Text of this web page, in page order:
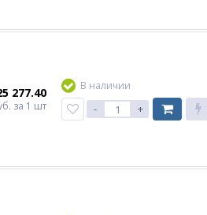
277.40
за 1 шт
В наличии
- +